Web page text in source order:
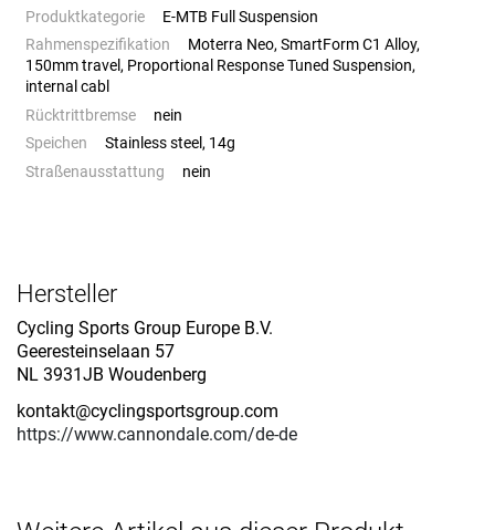
Produktkategorie
E-MTB Full Suspension
Rahmenspezifikation
Moterra Neo, SmartForm C1 Alloy,
150mm travel, Proportional Response Tuned Suspension,
internal cabl
Rücktrittbremse
nein
Speichen
Stainless steel, 14g
Straßenausstattung
nein
Hersteller
Cycling Sports Group Europe B.V.
Geeresteinselaan 57
NL 3931JB Woudenberg
kontakt@cyclingsportsgroup.com
https://www.cannondale.com/de-de